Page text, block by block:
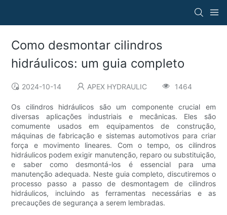
Como desmontar cilindros
hidráulicos: um guia completo
2024-10-14 APEX HYDRAULIC 1464
Os cilindros hidráulicos são um componente crucial em
diversas aplicações industriais e mecânicas. Eles são
comumente usados ​​em equipamentos de construção,
máquinas de fabricação e sistemas automotivos para criar
força e movimento lineares. Com o tempo, os cilindros
hidráulicos podem exigir manutenção, reparo ou substituição,
e saber como desmontá-los é essencial para uma
manutenção adequada. Neste guia completo, discutiremos o
processo passo a passo de desmontagem de cilindros
hidráulicos, incluindo as ferramentas necessárias e as
precauções de segurança a serem lembradas.